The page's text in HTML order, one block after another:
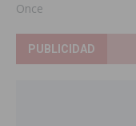
Once
PUBLICIDAD